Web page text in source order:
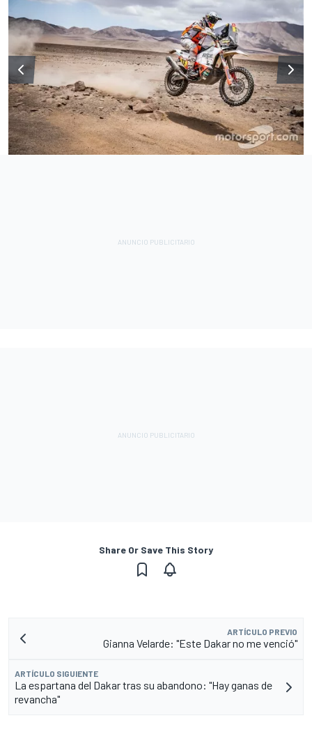
Share Or Save This Story
ARTÍCULO PREVIO
Gianna Velarde: "Este Dakar no me venció"
ARTÍCULO SIGUIENTE
La espartana del Dakar tras su abandono: "Hay ganas de
revancha"